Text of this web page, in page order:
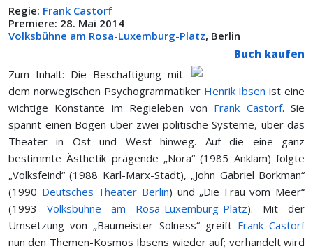
Regie: Frank Castorf
Premiere: 28. Mai 2014
Volksbühne am Rosa-Luxemburg-Platz, Berlin
Buch kaufen
Zum Inhalt: Die Beschäftigung mit
dem norwegischen Psychogrammatiker Henrik Ibsen ist eine
wichtige Konstante im Regieleben von Frank Castorf. Sie
spannt einen Bogen über zwei politische Systeme, über das
Theater in Ost und West hinweg. Auf die eine ganz
bestimmte Ästhetik prägende „Nora“ (1985 Anklam) folgte
„Volksfeind“ (1988 Karl-Marx-Stadt), „John Gabriel Borkman“
(1990 Deutsches Theater Berlin) und „Die Frau vom Meer“
(1993 Volksbühne am Rosa-Luxemburg-Platz). Mit der
Umsetzung von „Baumeister Solness“ greift Frank Castorf
nun den Themen-Kosmos Ibsens wieder auf; verhandelt wird